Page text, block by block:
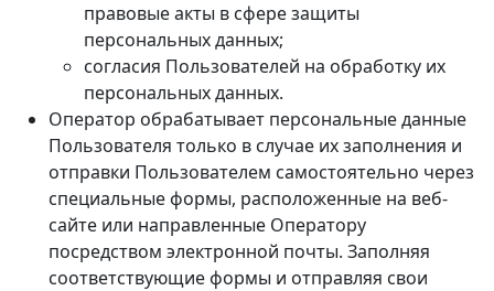
правовые акты в сфере защиты
персональных данных;
согласия Пользователей на обработку их
персональных данных.
Оператор обрабатывает персональные данные
Пользователя только в случае их заполнения и
отправки Пользователем самостоятельно через
специальные формы, расположенные на веб-
сайте или направленные Оператору
посредством электронной почты. Заполняя
соответствующие формы и отправляя свои